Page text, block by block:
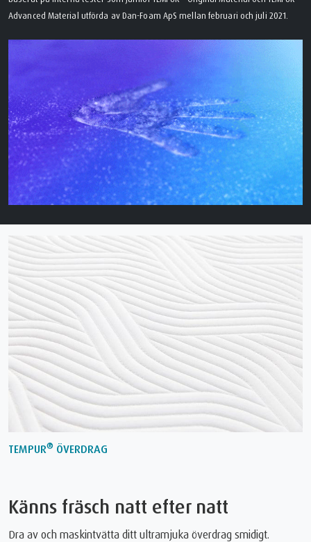
Advanced Material utförda av Dan-Foam ApS mellan februari och juli 2021.
TEMPUR® ÖVERDRAG
Känns fräsch natt efter natt
Dra av och maskintvätta ditt ultramjuka överdrag smidigt.